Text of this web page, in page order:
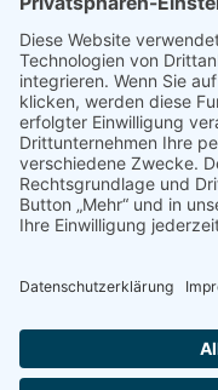
Mitgliedschaft
Spenden
SERVICE
Shop
Naturschutzbrief
News
Presse
Landesgruppenteam